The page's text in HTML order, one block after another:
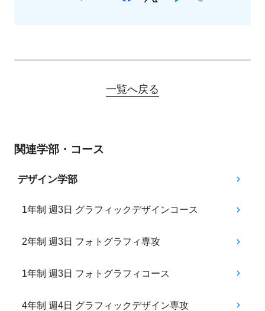
一覧へ戻る
関連学部・コース
デザイン学部
1年制 週3日 グラフィックデザインコース
2年制 週3日 フォトグラフィ専攻
1年制 週3日 フォトグラフィコース
4年制 週4日 グラフィックデザイン専攻